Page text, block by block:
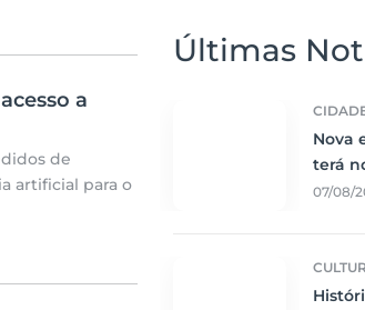
a
de
artificial para o
Últimas
Nova
terá
e
07/08/